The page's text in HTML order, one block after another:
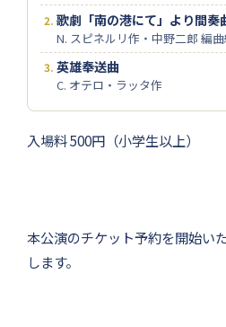
歌劇「南の港にて」より間奏
N. スピネルリ作・中野二郎 編
英雄奉送曲
C. オテロ・ラッタ作
入場料 500円（小学生以上）
本公演のチケット予約を開始い
します。